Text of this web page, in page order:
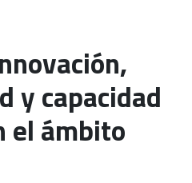
y capacidad
el ámbito